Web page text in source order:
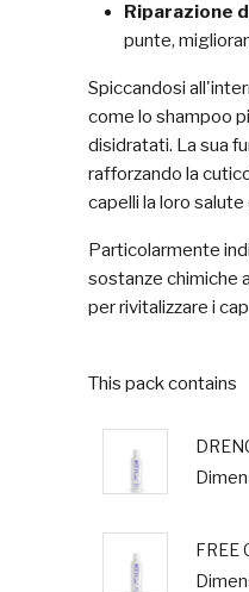
Riparazione
punte,
Spiccandosi
come lo shampoo
disidratati. La sua
rafforzando la
capelli la loro
Particolarmente
sostanze chimiche
per rivitalizzare i
This pack contains
FREE